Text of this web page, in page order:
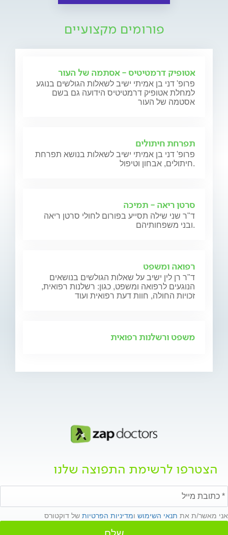
פורומים מקצועיים
אטופיק דרמטיטיס - אסתמה של העור
פרופ' דני בן אמיתי ישיב לשאלות הגולשים בנוגע
למחלת אטופיק דרמטיטיס הידועה גם בשם
אסטמה של העור
תפרחת חיתולים
פרופ' דני בן אמיתי ישיב לשאלות בנושא תפרחת
חיתולים, אבחון וטיפול.
סרטן ריאה - תמיכה
ד"ר שני שילה תסייע בפורום לחולי סרטן ריאה
ובני משפחותיהם.
רפואה ומשפט
ד"ר רן לין ישיב על שאלות הגולשים בנושאים
הנוגעים לרפואה ומשפט, כגון: רשלנות רפואית,
זכויות החולה, חוות דעת רפואית ועוד
משפט ורשלנות רפואית
הצטרפו לרשימת התפוצה שלנו
אני מאשר/ת את תנאי השימוש ומדיניות הפרטיות של דוקטורס